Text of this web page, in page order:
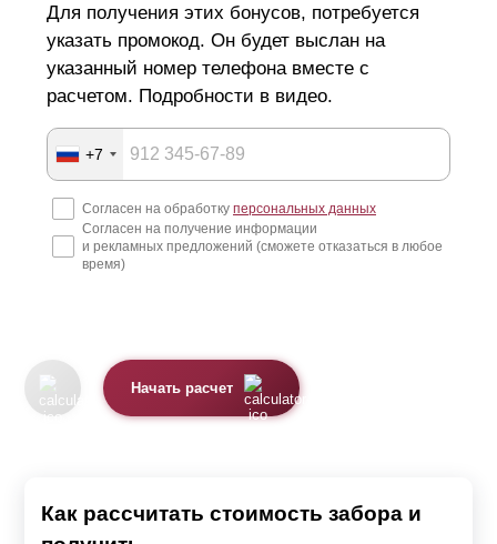
Для получения этих бонусов, потребуется
указать промокод. Он будет выслан на
указанный номер телефона вместе с
расчетом. Подробности в видео.
+7
Согласен на обработку персональных данных
Согласен на получение информации
и рекламных предложений (сможете отказаться в любое
время)
Начать расчет
Как рассчитать стоимость забора и